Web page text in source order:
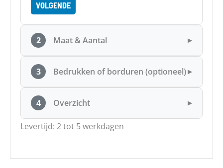
VOLGENDE
2 Maat & Aantal ▶
3 Bedrukken of borduren (optioneel)▶
4 Overzicht ▶
Levertijd: 2 tot 5 werkdagen